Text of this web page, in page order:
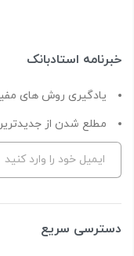
خبرنامه استادبانک
یادگیری روش های
مطلع شدن از
دسترسی سریع